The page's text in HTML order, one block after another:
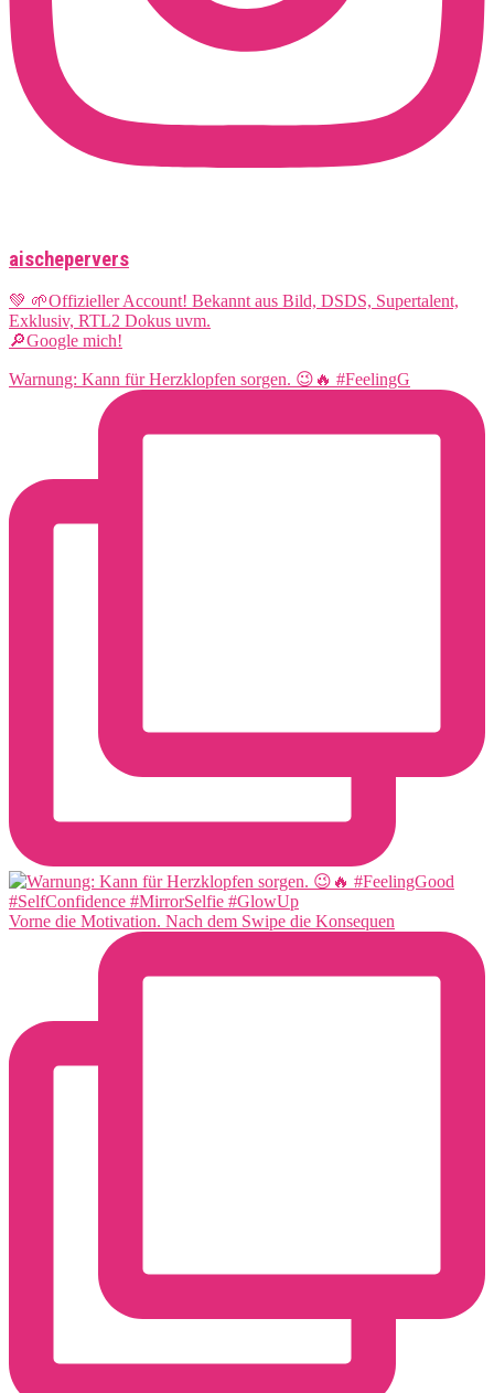
aischepervers
💚 🌱Offizieller Account! Bekannt aus Bild, DSDS, Supertalent,
Exklusiv, RTL2 Dokus uvm.
🔎Google mich!
Warnung: Kann für Herzklopfen sorgen. 😉🔥 #FeelingG
Vorne die Motivation. Nach dem Swipe die Konsequen